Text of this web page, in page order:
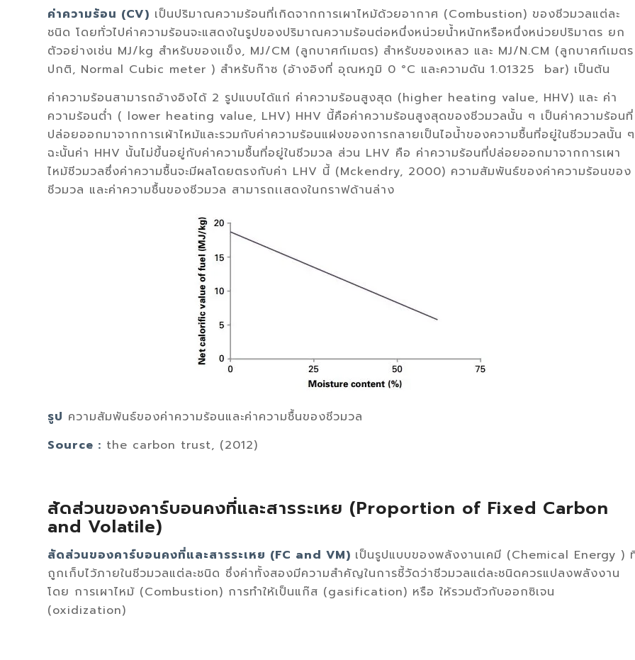
ค่าความร้อน (CV) เป็นปริมาณความร้อนที่เกิดจากการเผาไหม้ด้วยอากาศ (Combustion) ของชีวมวลแต่ละ
ชนิด โดยทั่วไปค่าความร้อนจะแสดงในรูปของปริมาณความร้อนต่อหนึ่งหน่วยน้ำหนักหรือหนึ่งหน่วยปริมาตร ยก
ตัวอย่างเช่น MJ/kg สำหรับของเเข็ง, MJ/CM (ลูกบาศก์เมตร) สำหรับของเหลว และ MJ/N.CM (ลูกบาศก์เมตร
ปกติ, Normal Cubic meter ) สำหรับก๊าซ (อ้างอิงที่ อุณหภูมิ 0 °C และความดัน 1.01325 bar) เป็นต้น
ค่าความร้อนสามารถอ้างอิงได้ 2 รูปแบบได้แก่ ค่าความร้อนสูงสุด (higher heating value, HHV) และ ค่า
ความร้อนต่ำ ( lower heating value, LHV) HHV นี้คือค่าความร้อนสูงสุดของชีวมวลนั้น ๆ เป็นค่าความร้อนที่
ปล่อยออกมาจากการเผ้าไหม้และรวมกับค่าความร้อนแฝงของการกลายเป็นไอน้ำของความชื้นที่อยู่ในชีวมวลนั้น ๆ
ฉะนั้นค่า HHV นั้นไม่ขึ้นอยู่กับค่าความชื้นที่อยู่ในชีวมวล ส่วน LHV คือ ค่าความร้อนที่ปล่อยออกมาจากการเผา
ไหม้ชีวมวลซึ่งค่าความชื้นจะมีผลโดยตรงกับค่า LHV นี้ (Mckendry, 2000) ความสัมพันธ์ของค่าความร้อนของ
ชีวมวล และค่าความชื้นของชีวมวล สามารถเเสดงในกราฟด้านล่าง
รูป ความสัมพันธ์ของค่าความร้อนและค่าความชื้นของชีวมวล
Source : the carbon trust, (2012)
สัดส่วนของคาร์บอนคงที่และสารระเหย (Proportion of Fixed Carbon
and Volatile)
สัดส่วนของคาร์บอนคงที่และสารระเหย (FC and VM) เป็นรูปแบบของพลังงานเคมี (Chemical Energy )
ถูกเก็บไว้ภายในชีวมวลแต่ละชนิด ซึ่งค่าทั้งสองมีความสำคัญในการชี้วัดว่าชีวมวลแต่ละชนิดควรแปลงพลังงาน
โดย การเผาไหม้ (Combustion) การทำให้เป็นแก๊ส (gasification) หรือ ให้รวมตัวกับออกซิเจน
(oxidization)